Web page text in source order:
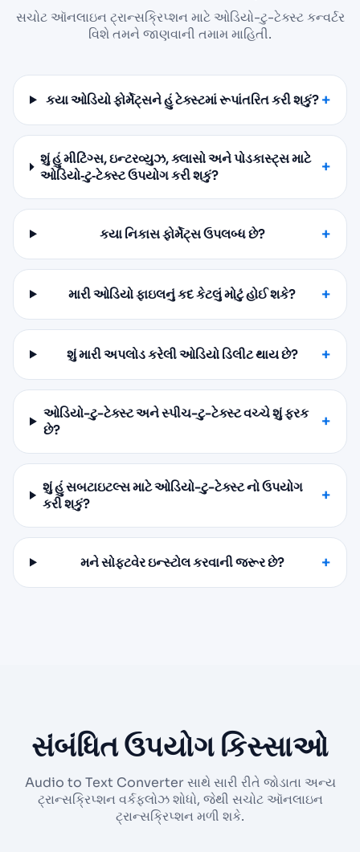
સચોટ ઑનલાઇન ટ્રાન્સક્રિપ્શન માટે ઓડિયો-ટુ-ટેક્સ્ટ કન્વર્ટર
વિશે તમને જાણવાની તમામ માહિતી.
કયા ઓડિયો ફોર્મેટ્સને હું ટેક્સ્ટમાં રૂપાંતરિત કરી શકું?
શું હું મીટિંગ્સ, ઇન્ટરવ્યુઝ, ક્લાસો અને પોડકાસ્ટ્સ માટે
ઓડિયો‑ટુ‑ટેક્સ્ટ ઉપયોગ કરી શકું?
કયા નિકાસ ફોર્મેટ્સ ઉપલબ્ધ છે?
મારી ઓડિયો ફાઇલનું કદ કેટલું મોટું હોઈ શકે?
શું મારી અપલોડ કરેલી ઓડિયો ડિલીટ થાય છે?
ઓડિયો-ટુ-ટેક્સ્ટ અને સ્પીચ-ટુ-ટેક્સ્ટ વચ્ચે શું ફરક
છે?
શું હું સબટાઇટલ્સ માટે ઓડિયો-ટુ-ટેક્સ્ટ નો ઉપયોગ
કરી શકું?
મને સોફ્ટવેર ઇન્સ્ટોલ કરવાની જરૂર છે?
સંબંધિત ઉપયોગ કિસ્સાઓ
Audio to Text Converter સાથે સારી રીતે જોડાતા અન્ય
ટ્રાન્સક્રિપ્શન વર્કફ્લોઝ શોધો, જેથી સચોટ ઑનલાઇન
ટ્રાન્સક્રિપ્શન મળી શકે.